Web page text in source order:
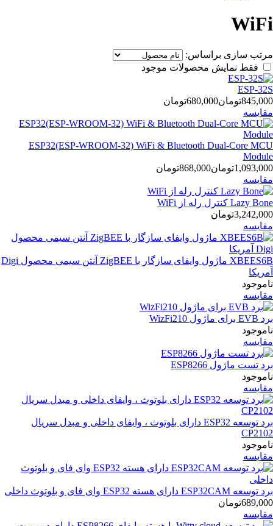
WiFi
مرتب سازی براساس:
فقط نمایش محصولات موجود
ESP-32S
845,000تومان
680,000تومان
مقایسه
ESP32(ESP-WROOM-32) WiFi & Bluetooth Dual-Core MCU
Module
1,093,000تومان
868,000تومان
مقایسه
Lazy Bone کنترل رله از WiFi
3,242,000تومان
مقایسه
XBEES6B ماژول وایفای سازگار با ZigBEE آنتن سیمی محصول Digi
آمریکا
ناموجود
مقایسه
برد EVB برای ماژول WizFi210
ناموجود
مقایسه
برد تست ماژول ESP8266
ناموجود
مقایسه
برد توسعه ESP32 دارای بلوتوث ، وایفای داخلی و مبدل سریال
CP2102
ناموجود
مقایسه
برد توسعه ESP32CAM دارای هسته ESP32 وای فای و بلوتوث داخلی
689,000تومان
مقایسه